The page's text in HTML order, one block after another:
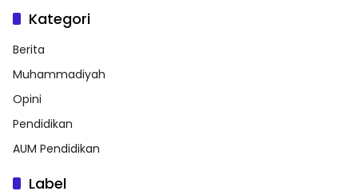
Kategori
Berita
Muhammadiyah
Opini
Pendidikan
AUM Pendidikan
Label